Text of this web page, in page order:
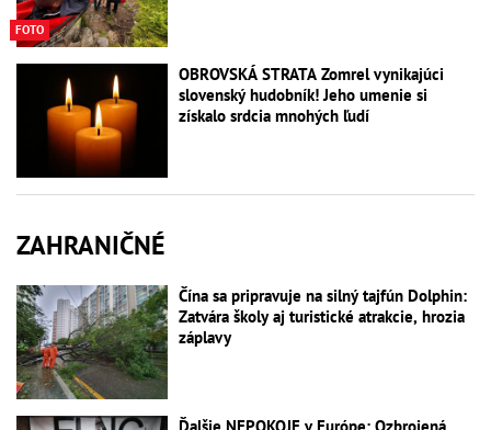
FOTO
OBROVSKÁ STRATA Zomrel vynikajúci
slovenský hudobník! Jeho umenie si
získalo srdcia mnohých ľudí
ZAHRANIČNÉ
Čína sa pripravuje na silný tajfún Dolphin:
Zatvára školy aj turistické atrakcie, hrozia
záplavy